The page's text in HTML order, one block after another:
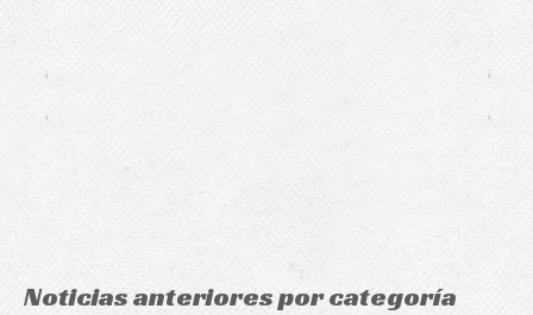
Noticias anteriores por categoría